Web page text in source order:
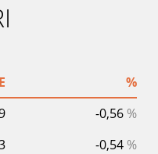
%
-0,56 %
-0,54 %